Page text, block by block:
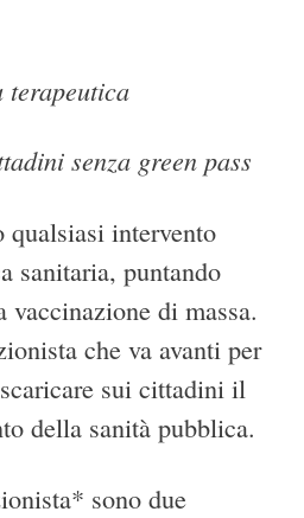
senza green pass
qualsiasi intervento
sanitaria, puntando
vaccinazione di massa.
che va avanti per
sui cittadini il
della sanità pubblica.
sono due